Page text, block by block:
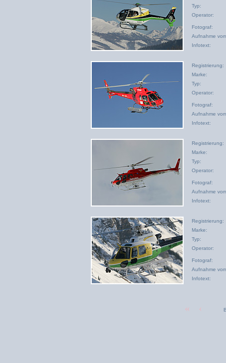
Typ:
Operator:
Fotograf:
Aufnahme
Infotext:
Registrierung:
Marke:
Typ:
Operator:
Fotograf:
Aufnahme
Infotext:
Registrierung:
Marke:
Typ:
Operator:
Fotograf:
Aufnahme
Infotext:
Registrierung:
Marke:
Typ:
Operator:
Fotograf:
Aufnahme
Infotext: